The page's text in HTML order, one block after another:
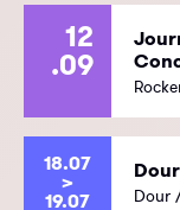
12
.09
18.07
>
19.07 Dour